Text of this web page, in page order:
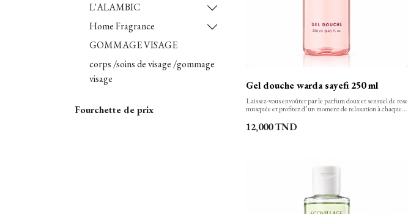
L'ALAMBIC
Home Fragrance
GOMMAGE VISAGE
corps /soins de visage /gommage
visage
Fourchette de prix
Gel douche warda sayefi 250 ml
Laissez-vous envoûter par le parfum doux et sensuel de rose
musquée et profitez d’un moment de relaxation à chaque
peau tout en finesse et la laisse propre, confortable et
soyeusement douce. Sa texture onctueuse, aux notes
12,000TND